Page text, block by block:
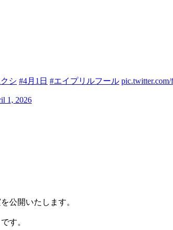
シ #4月1日 #エイプリルフール
1, 2026
公開いたします。
す。